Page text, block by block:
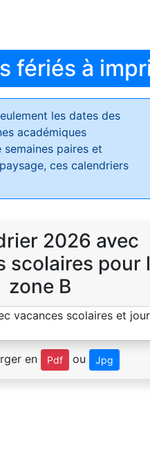
fériés à
les dates des
académiques
paires et
ces calendriers
2026 avec
scolaires pour
zone B
en Pdf ou Jpg